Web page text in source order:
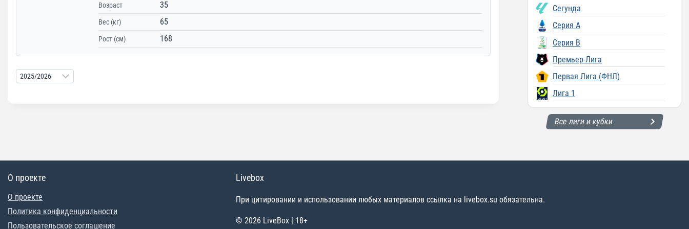
Возраст 35
Вес (кг) 65
Рост (см) 168
Сегунда
Серия A
Серия B
Премьер-Лига
Первая Лига (ФНЛ)
Лига 1
Все лиги и кубки
О проекте
О проекте
Политика конфиденциальности
Пользовательское соглашение
Livebox
При цитировании и использовании любых материалов ссылка на livebox.su обязательна.
© 2026 LiveBox | 18+